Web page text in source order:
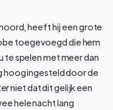
heeft hij een grote
toegevoegd die hem
te spelen met meer dan
hoog ingesteld door de
niet dat dit gelijk een
hele nacht lang